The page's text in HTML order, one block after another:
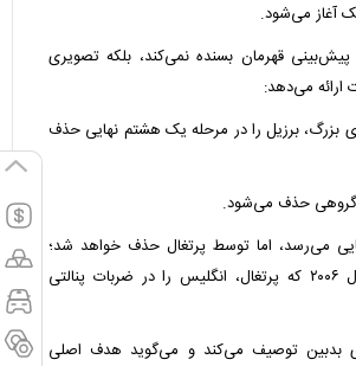
آغاز می‌شود.
قهرمان بسنده نمی‌کند، بلکه تصویری
ارائه می‌دهد:
بزرگ، برزیل را در مرحله یک هشتم نهایی حذف
گروهی حذف می‌شود.
می‌رسد، اما توسط پرتغال حذف خواهد شد؛
سناریویی مشابه سال ۲۰۰۶ که پرتغال، انگلیس را در ضربات پنالتی
بدبین توصیف می‌کند و می‌گوید هدف اصلی